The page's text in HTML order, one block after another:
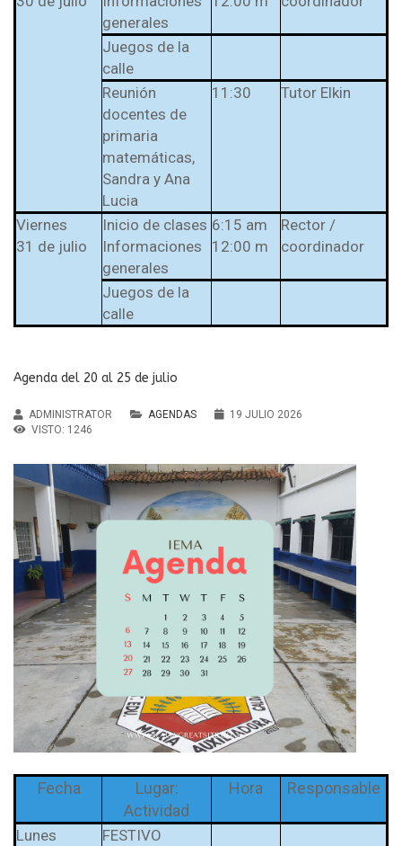
generales
Juegos de la
calle
Reunión
docentes de
primaria
matemáticas,
Sandra y Ana
Lucia
11:30 Tutor Elkin
Viernes
31 de julio
Inicio de clases
Informaciones
generales
6:15 am
12:00 m
Rector /
coordinador
Juegos de la
calle
Agenda del 20 al 25 de julio
ADMINISTRATOR AGENDAS
19 JULIO 2026
VISTO: 1246
Fecha
Lugar:
Actividad
Hora Responsable
Lunes
FESTIVO